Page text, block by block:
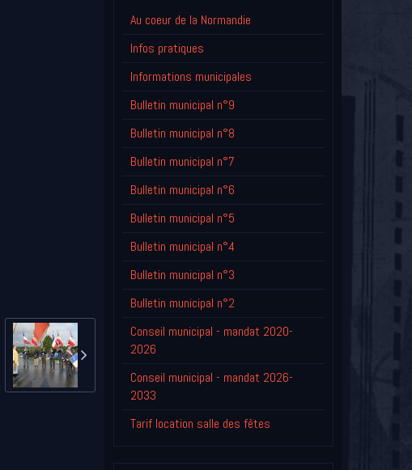
Au coeur de la Normandie
Infos pratiques
Informations municipales
Bulletin municipal n°9
Bulletin municipal n°8
Bulletin municipal n°7
Bulletin municipal n°6
Bulletin municipal n°5
Bulletin municipal n°4
Bulletin municipal n°3
Bulletin municipal n°2
Conseil municipal - mandat 2020-
2026
Conseil municipal - mandat 2026-
2033
Tarif location salle des fêtes